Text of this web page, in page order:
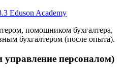
Eduson Academy
помощником бухгалтера,
бухгалтером (после опыта).
персоналом)